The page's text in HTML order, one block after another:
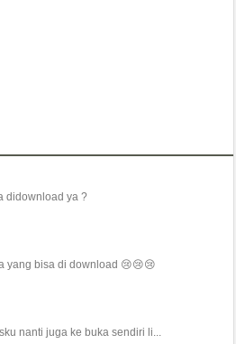
didownload ya ?
yang bisa di download 😢😢😢
nanti juga ke buka sendiri li...